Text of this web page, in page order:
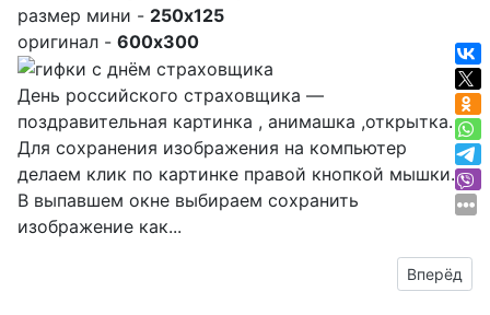
размер мини - 250x125
оригинал - 600x300
День российского страховщика —
поздравительная картинка , анимашка ,открытка.
Для сохранения изображения на компьютер
делаем клик по картинке правой кнопкой мышки.
В выпавшем окне выбираем сохранить
изображение как...
Вперёд